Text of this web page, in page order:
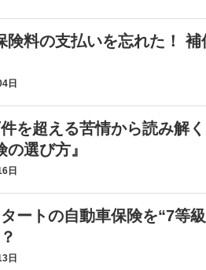
険料の支払いを忘れた！
日
を超える苦情から読み解
選び方』
日
ートの自動車保険を“7等
日